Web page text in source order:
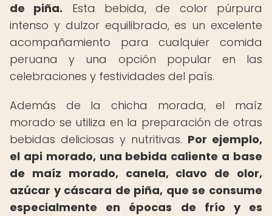
de piña. Esta bebida, de color púrpura
intenso y dulzor equilibrado, es un excelente
acompañamiento para cualquier comida
peruana y una opción popular en las
celebraciones y festividades del país.
Además de la chicha morada, el maíz
morado se utiliza en la preparación de otras
bebidas deliciosas y nutritivas. Por ejemplo,
el api morado, una bebida caliente a base
de maíz morado, canela, clavo de olor,
azúcar y cáscara de piña, que se consume
especialmente en épocas de frío y es